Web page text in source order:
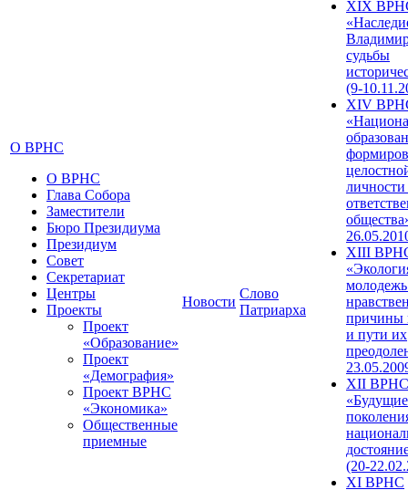
О ВРНС
О ВРНС
Глава Собора
Заместители
Бюро Президиума
Президиум
Совет
Секретариат
Центры
Проекты
Проект
«Образование»
Проект
«Демография»
Проект ВРНС
«Экономика»
Общественные
приемные
Новости
Слово
Патриарха
XIX
судьбы
(9-
XIV
XIII
причины
и пути их
XII ВРНС
«Будущие
(20-
XI ВРНС